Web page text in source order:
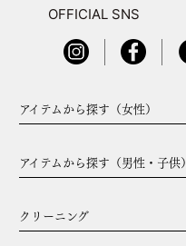
OFFICIAL SNS
アイテムから探す（女性）
アイテムから探す（男性・子供）
クリーニング